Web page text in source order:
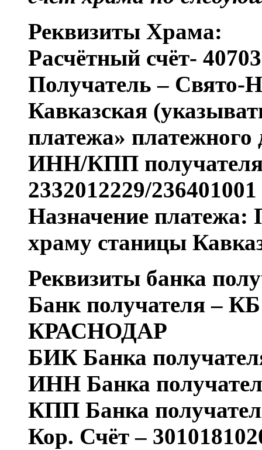
Реквизиты Храма:
Расчётный счёт-
Получатель – Свято-
Кавказская
платежа» платежного
ИНН/КПП
2332012229/236401001
Назначение
храму станицы
Реквизиты банка
Банк получателя –
КРАСНОДАР
БИК Банка
ИНН Банка
КПП Банка
Кор. Счёт –